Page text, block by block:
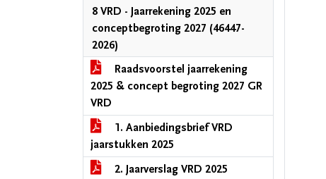
8 VRD - Jaarrekening 2025 en
conceptbegroting 2027 (46447-
2026)
Raadsvoorstel jaarrekening
2025 & concept begroting 2027 GR
VRD
1. Aanbiedingsbrief VRD
jaarstukken 2025
2. Jaarverslag VRD 2025